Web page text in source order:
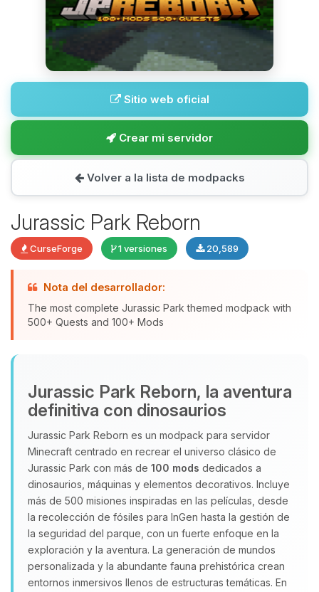
Sitio web oficial
Crear mi servidor
Volver a la lista de modpacks
Jurassic Park Reborn
CurseForge 1 versiones 20,589
Nota del desarrollador:
The most complete Jurassic Park themed modpack with
500+ Quests and 100+ Mods
Jurassic Park Reborn, la aventura
definitiva con dinosaurios
Jurassic Park Reborn es un modpack para servidor
Minecraft centrado en recrear el universo clásico de
Jurassic Park con más de 100 mods dedicados a
dinosaurios, máquinas y elementos decorativos. Incluye
más de 500 misiones inspiradas en las películas, desde
la recolección de fósiles para InGen hasta la gestión de
la seguridad del parque, con un fuerte enfoque en la
exploración y la aventura. La generación de mundos
personalizada y la abundante fauna prehistórica crean
entornos inmersivos llenos de estructuras temáticas. En
Yupi, por fin alguien con quien
asistente de BoxToPlay. Cuentame
que necesitas y moveré mis